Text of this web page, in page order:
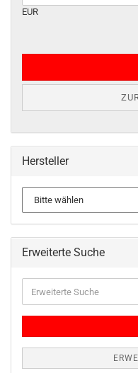
EUR
Hersteller
Erweiterte Suche